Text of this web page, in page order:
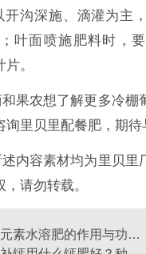
开沟深施、滴灌为主
叶面喷施肥料时，
。
果农想了解更多冷棚
询里贝里配餐肥，期待
内容素材均为里贝里
请勿转载。
大量元素水溶肥的作用与功效，种植必看